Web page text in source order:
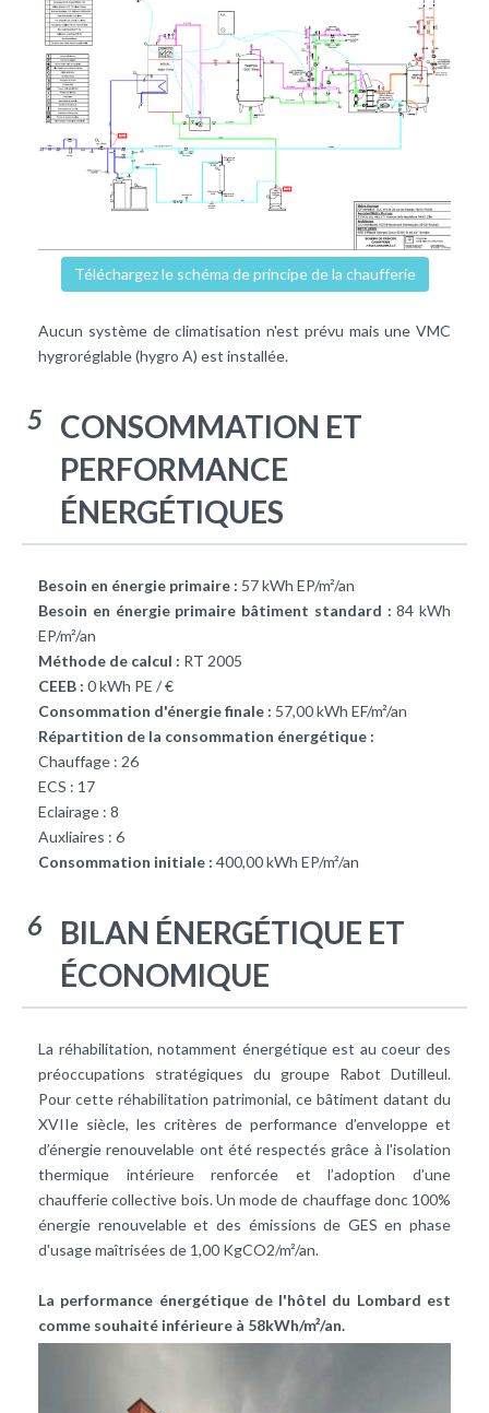
Téléchargez le schéma de principe de la chaufferie
Aucun système de climatisation n'est prévu mais une VMC
hygroréglable (hygro A) est installée.
5
CONSOMMATION ET
PERFORMANCE
ÉNERGÉTIQUES
Besoin en énergie primaire : 57 kWh EP/m²/an
Besoin en énergie primaire bâtiment standard : 84 kWh
EP/m²/an
Méthode de calcul : RT 2005
CEEB : 0 kWh PE / €
Consommation d'énergie finale : 57,00 kWh EF/m²/an
Répartition de la consommation énergétique :
Chauffage : 26
ECS : 17
Eclairage : 8
Auxliaires : 6
Consommation initiale : 400,00 kWh EP/m²/an
6
BILAN ÉNERGÉTIQUE ET
ÉCONOMIQUE
La réhabilitation, notamment énergétique est au coeur des
préoccupations stratégiques du groupe Rabot Dutilleul.
Pour cette réhabilitation patrimonial, ce bâtiment datant du
XVIIe siècle, les critères de performance d’enveloppe et
d’énergie renouvelable ont été respectés grâce à l'isolation
thermique intérieure renforcée et l’adoption d’une
chaufferie collective bois. Un mode de chauffage donc 100%
énergie renouvelable et des émissions de GES en phase
d'usage maîtrisées de 1,00 KgCO2/m²/an.
La performance énergétique de l'hôtel du Lombard est
comme souhaité inférieure à 58kWh/m²/an.